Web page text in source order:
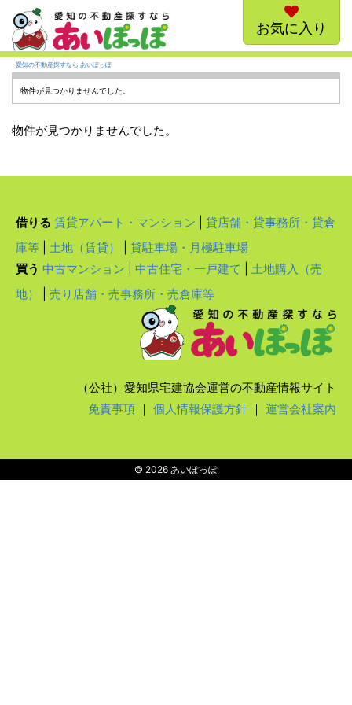
お気に入り
愛知の不動産探すなら あいぽっぽ
物件が見つかりませんでした。
物件が見つかりませんでした。
借りる 賃貸アパート・マンション
貸店舗・貸事務所・貸倉
庫等
土地（賃貸）
貸駐車場・月極駐車場
買う 中古マンション 中古住宅・一戸建て
土地購入（売
地）
売り店舗・売事務所・売倉庫等
（公社）愛知県宅建協会運営の不動産情報サイト
免責事項 ｜ 個人情報保護方針 ｜ 運営会社案内
© 2026 あいぽっぽ